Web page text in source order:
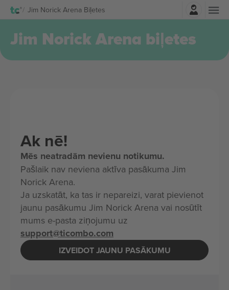
Jim Norick Arena Biļetes
Jim Norick Arena biļetes
Ak nē!
Mēs neatradām nevienu notikumu.
Pašlaik nav neviena aktīva pasākuma Jim
Norick Arena.
Ja uzskatāt, ka tas ir nepareizi, varat pievienot
jaunu pasākumu Jim Norick Arena vai nosūtīt
mums e-pasta ziņojumu uz
support@ticombo.com
IZVEIDOT JAUNU PASĀKUMU